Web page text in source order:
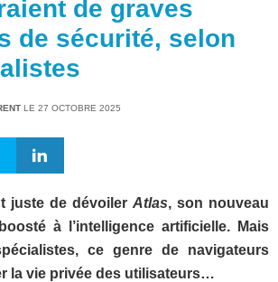
de graves
de sécurité, selon
LE 27 OCTOBRE 2025
juste de dévoiler Atlas, son nouveau
à l’intelligence artificielle. Mais
ce genre de navigateurs
la vie privée des utilisateurs…